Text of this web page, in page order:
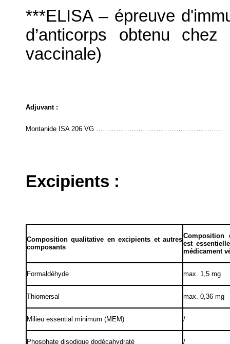
***ELISA – épreuve
d’anticorps obtenu
vaccinale)
Adjuvant :
Montanide ISA 206 VG ………………………………………………...
Excipients :
Composition qualitative en excipients et autres
composants
Composition
est
médicament
Formaldéhyde max. 1,5 mg
Thiomersal max. 0,36 mg
Milieu essential minimum (MEM) /
Phosphate disodique dodécahydraté /